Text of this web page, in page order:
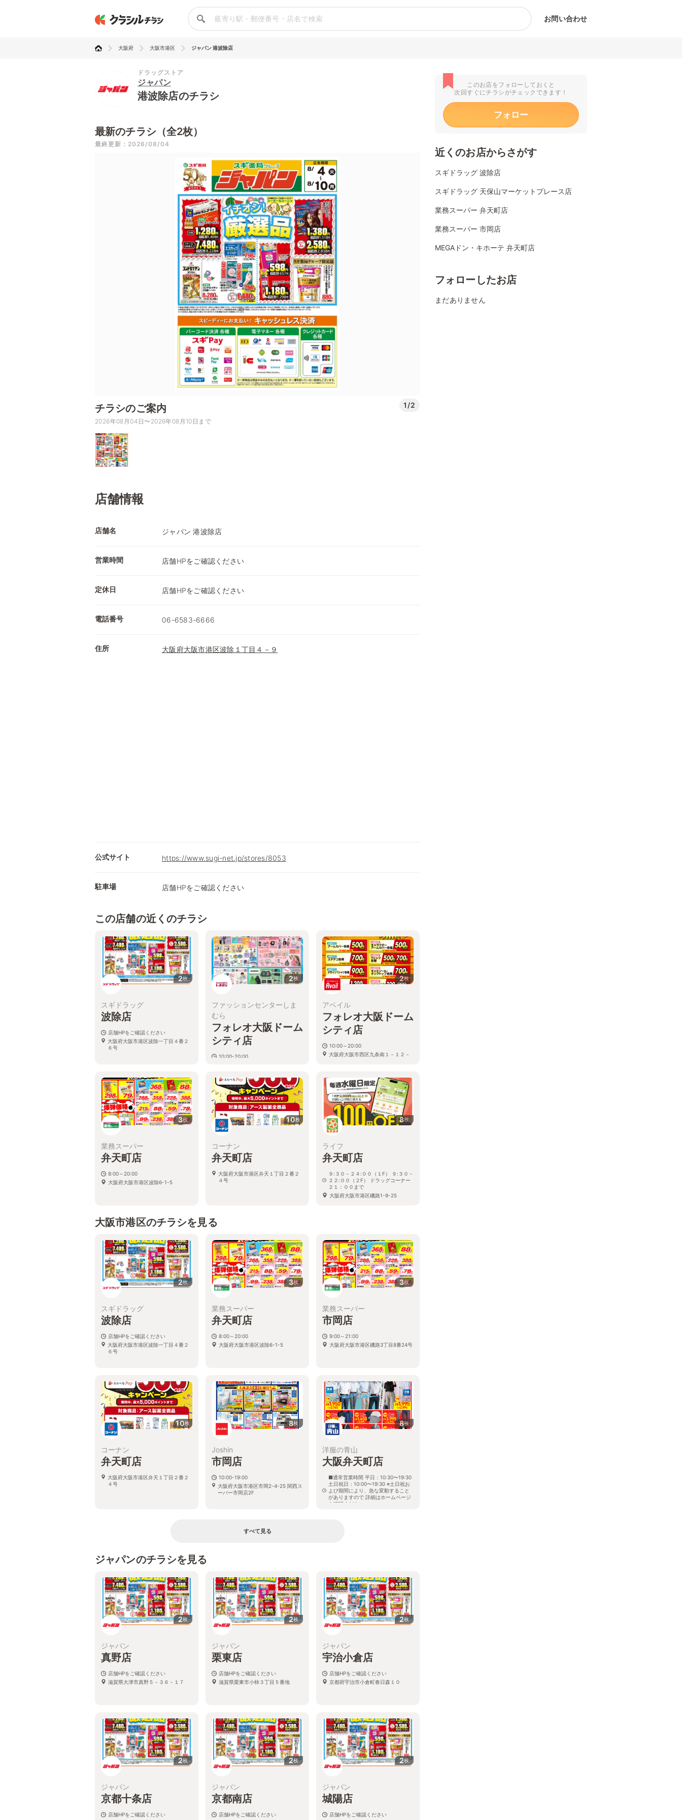
お問い合わせ
大阪府 大阪市港区 ジャパン 港波除店
ドラッグストア
ジャパン
港波除店のチラシ
最新のチラシ（全2枚）
最終更新：2026/08/04
チラシのご案内 1/2
2026年08月04日〜2026年08月10日まで
店舗情報
店舗名 ジャパン 港波除店
営業時間 店舗HPをご確認ください
定休日 店舗HPをご確認ください
電話番号 06-6583-6666
住所 大阪府大阪市港区波除１丁目４－９
公式サイト https://www.sugi-net.jp/stores/8053
駐車場 店舗HPをご確認ください
この店舗の近くのチラシ
2枚
スギドラッグ
波除店
店舗HPをご確認ください
大阪府大阪市港区波除一丁目４番２
６号
2枚
ファッションセンターしま
むら
フォレオ大阪ドーム
シティ店
10:00-20:00
2枚
アベイル
フォレオ大阪ドーム
シティ店
10:00～20:00
大阪府大阪市西区九条南１－１２－
3枚
業務スーパー
弁天町店
8:00～20:00
大阪府大阪市港区波除6-1-5
10枚
コーナン
弁天町店
大阪府大阪市港区弁天１丁目２番２
４号
8枚
ライフ
弁天町店
９:３０－２４:００（１F） ９:３０－
２２:００（２F） ドラッグコーナー
２１：００まで
大阪府大阪市港区磯路1-9-25
大阪市港区のチラシを見る
2枚
スギドラッグ
波除店
店舗HPをご確認ください
大阪府大阪市港区波除一丁目４番２
６号
3枚
業務スーパー
弁天町店
8:00～20:00
大阪府大阪市港区波除6-1-5
3枚
業務スーパー
市岡店
9:00～21:00
大阪府大阪市港区磯路3丁目8番24号
10枚
コーナン
弁天町店
大阪府大阪市港区弁天１丁目２番２
４号
8枚
Joshin
市岡店
10:00-19:00
大阪府大阪市港区市岡2-4-25 関西ス
ーパー市岡店2F
8枚
洋服の青山
大阪弁天町店
■通常営業時間 平日：10:30〜19:30
土日祝日：10:00〜19:30 ※土日祝お
よび期間により、急な変動すること
がありますので 詳細はホームページ
を確認ください
すべて見る
ジャパンのチラシを見る
2枚
ジャパン
真野店
店舗HPをご確認ください
滋賀県大津市真野５－３６－１７
2枚
ジャパン
栗東店
店舗HPをご確認ください
滋賀県栗東市小柿３丁目５番地
2枚
ジャパン
宇治小倉店
店舗HPをご確認ください
京都府宇治市小倉町春日森１０
2枚
ジャパン
京都十条店
店舗HPをご確認ください
2枚
ジャパン
京都南店
店舗HPをご確認ください
2枚
ジャパン
城陽店
店舗HPをご確認ください
このお店をフォローしておくと
次回すぐにチラシがチェックできます！
フォロー
近くのお店からさがす
スギドラッグ 波除店
スギドラッグ 天保山マーケットプレース店
業務スーパー 弁天町店
業務スーパー 市岡店
MEGAドン・キホーテ 弁天町店
フォローしたお店
まだありません